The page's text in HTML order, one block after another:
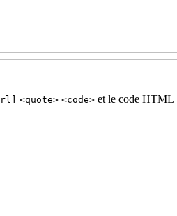
<quote> <code> et le code HTML